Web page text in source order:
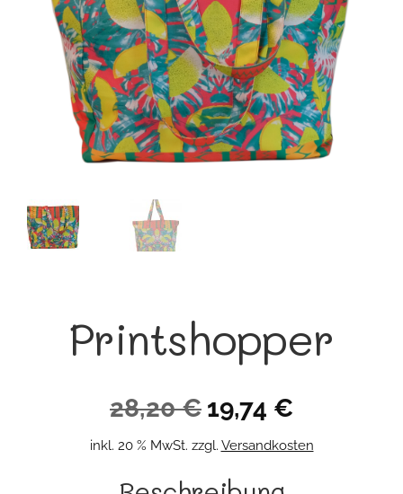
Printshopper
28,20€ Ursprünglicher
Preis
19,74 €
Preis
inkl. 20 % MwSt. zzgl. Versandkosten